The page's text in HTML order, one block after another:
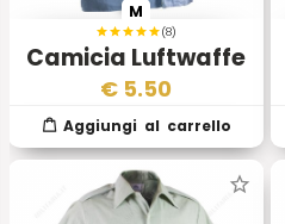
(8)
Camicia Luftwaffe
BW Esercito
Tedesco
M
€ 5.50